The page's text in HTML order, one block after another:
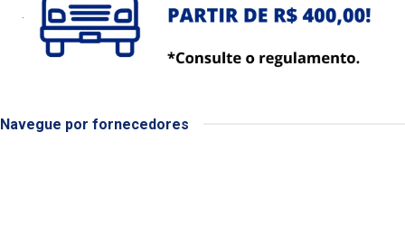
Navegue por fornecedores